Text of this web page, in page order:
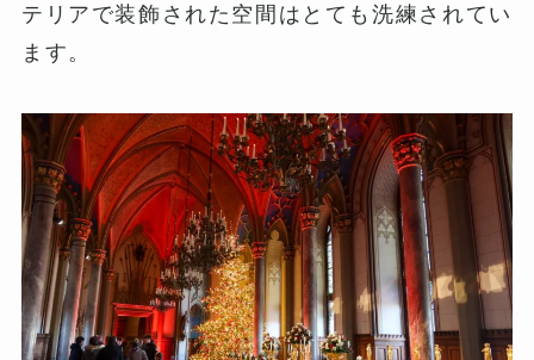
テリアで装飾された空間はとても洗練されてい
ます。